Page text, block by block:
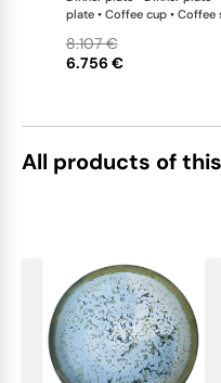
plate • Coffee cup • Coffee
Flat dish • Salad serving
stand x 1 This list is
6.756 €
8.107 €
All products of